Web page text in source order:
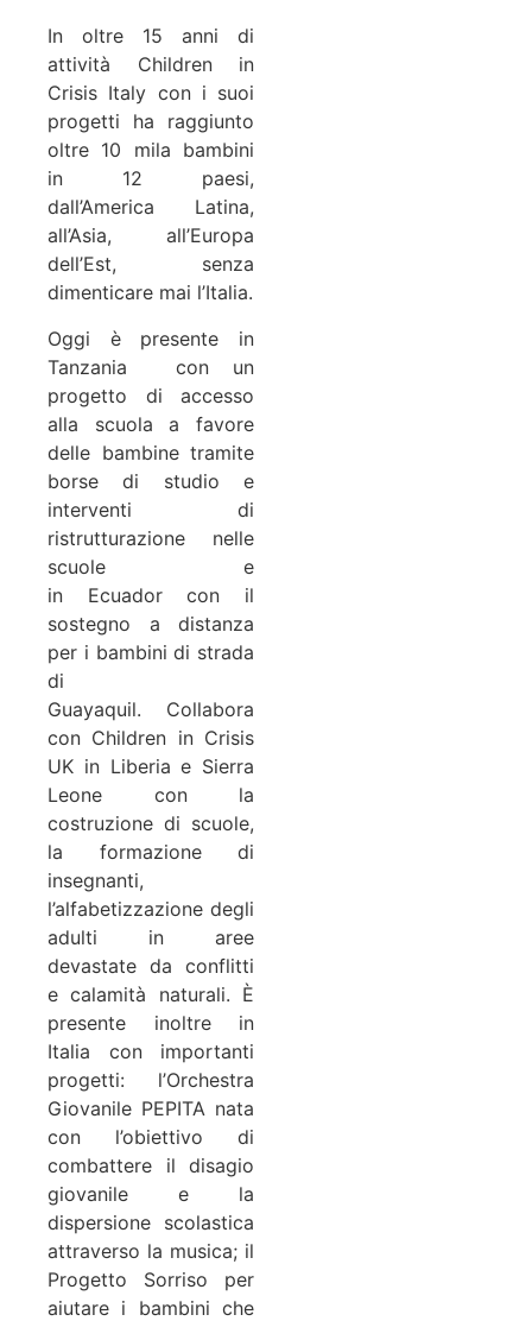
In oltre 15 anni di
attività Children in
Crisis Italy con i suoi
progetti ha raggiunto
oltre 10 mila bambini
in 12 paesi,
dall’America Latina,
all’Asia, all’Europa
dell’Est, senza
dimenticare mai l’Italia.
Oggi è presente in
Tanzania con un
progetto di accesso
alla scuola a favore
delle bambine tramite
borse di studio e
interventi di
ristrutturazione nelle
scuole e
in Ecuador con il
sostegno a distanza
per i bambini di strada
di
Guayaquil. Collabora
con Children in Crisis
UK in Liberia e Sierra
Leone con la
costruzione di scuole,
la formazione di
insegnanti,
l’alfabetizzazione degli
adulti in aree
devastate da conflitti
e calamità naturali. È
presente inoltre in
Italia con importanti
progetti: l’Orchestra
Giovanile PEPITA nata
con l’obiettivo di
combattere il disagio
giovanile e la
dispersione scolastica
attraverso la musica; il
Progetto Sorriso per
aiutare i bambini che